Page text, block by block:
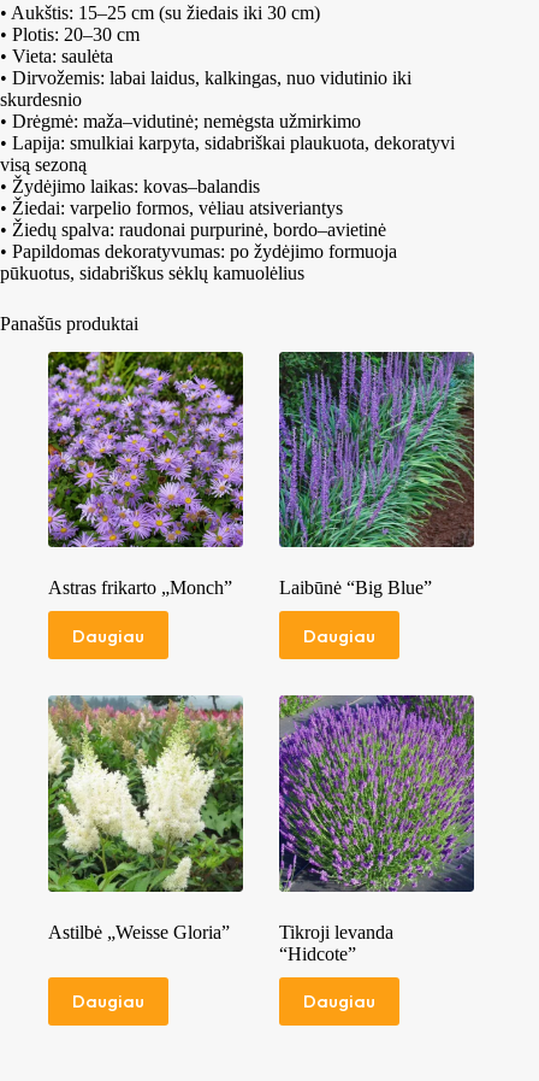
• Aukštis: 15–25 cm (su žiedais iki 30 cm)
• Plotis: 20–30 cm
• Vieta: saulėta
• Dirvožemis: labai laidus, kalkingas, nuo vidutinio iki
skurdesnio
• Drėgmė: maža–vidutinė; nemėgsta užmirkimo
• Lapija: smulkiai karpyta, sidabriškai plaukuota, dekoratyvi
visą sezoną
• Žydėjimo laikas: kovas–balandis
• Žiedai: varpelio formos, vėliau atsiveriantys
• Žiedų spalva: raudonai purpurinė, bordo–avietinė
• Papildomas dekoratyvumas: po žydėjimo formuoja
pūkuotus, sidabriškus sėklų kamuolėlius
Panašūs produktai
Astras frikarto „Monch”
Daugiau
Laibūnė “Big Blue”
Daugiau
Astilbė „Weisse Gloria”
Daugiau
Tikroji levanda
“Hidcote”
Daugiau